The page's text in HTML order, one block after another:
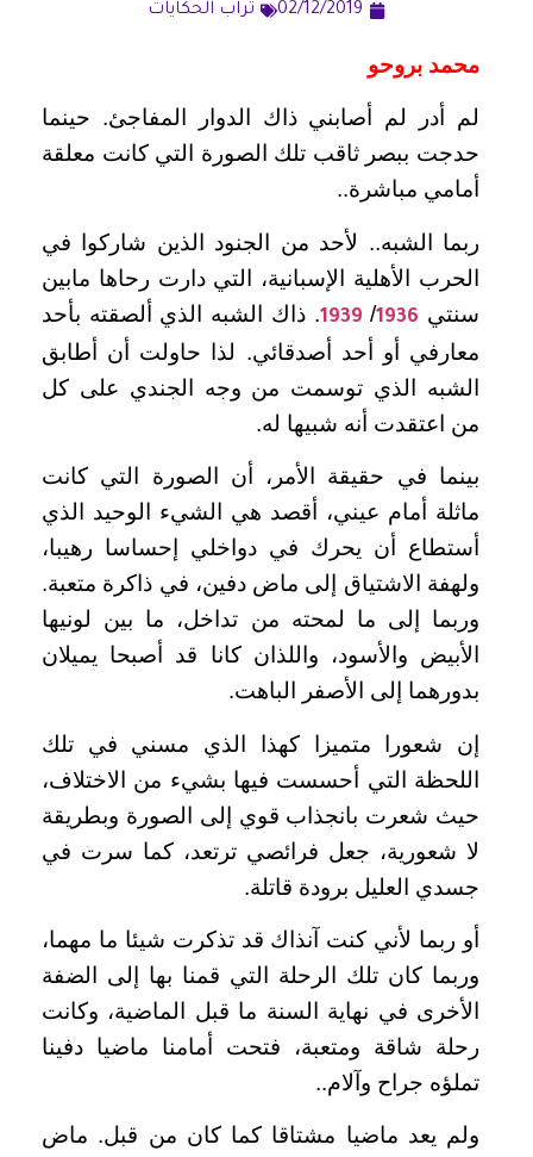
02/12/2019 تراب الحكايات
محمد بروحو
لم أدر لم أصابني ذاك الدوار المفاجئ. حينما
حدجت ببصر ثاقب تلك الصورة التي كانت معلقة
أمامي مباشرة..
ربما الشبه.. لأحد من الجنود الذين شاركوا في
الحرب الأهلية الإسبانية، التي دارت رحاها مابين
سنتي 1936
/
1939. ذاك الشبه الذي ألصقته بأحد
معارفي أو أحد أصدقائي. لذا حاولت أن أطابق
الشبه الذي توسمت من وجه الجندي على كل
من اعتقدت أنه شبيها له.
بينما في حقيقة الأمر، أن الصورة التي كانت
ماثلة أمام عيني، أقصد هي الشيء الوحيد الذي
أستطاع أن يحرك في دواخلي إحساسا رهيبا،
ولهفة الاشتياق إلى ماض دفين، في ذاكرة متعبة.
وربما إلى ما لمحته من تداخل، ما بين لونيها
الأبيض والأسود، واللذان كانا قد أصبحا يميلان
بدورهما إلى الأصفر الباهت.
إن شعورا متميزا كهذا الذي مسني في تلك
اللحظة التي أحسست فيها بشيء من الاختلاف،
حيث شعرت بانجذاب قوي إلى الصورة وبطريقة
لا شعورية، جعل فرائصي ترتعد، كما سرت في
جسدي العليل برودة قاتلة.
أو ربما لأني كنت آنذاك قد تذكرت شيئا ما مهما،
وربما كان تلك الرحلة التي قمنا بها إلى الضفة
الأخرى في نهاية السنة ما قبل الماضية، وكانت
رحلة شاقة ومتعبة، فتحت أمامنا ماضيا دفينا
تملؤه جراح وآلام..
ولم يعد ماضيا مشتاقا كما كان من قبل. ماض